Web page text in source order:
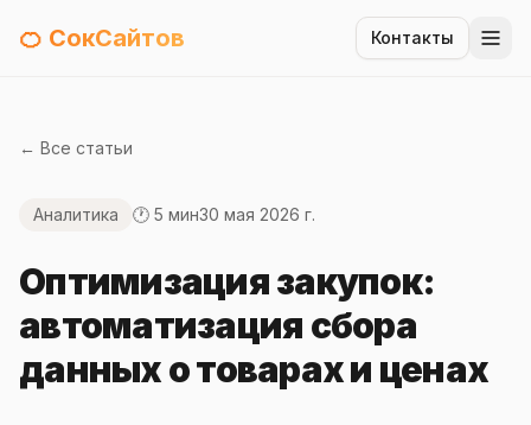
🍊 СокСайтов Контакты
← Все статьи
Аналитика 🕐 5 мин30 мая 2026 г.
Оптимизация закупок:
автоматизация сбора
данных о товарах и ценах